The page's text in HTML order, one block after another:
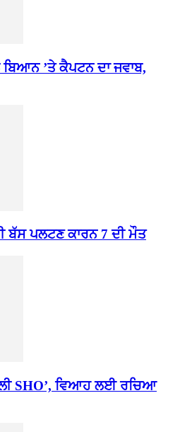
’ਤੇ ਕੈਪਟਨ ਦਾ ਜਵਾਬ,
ਬੱਸ ਪਲਟਣ ਕਾਰਨ 7 ਦੀ ਮੌਤ
SHO’, ਵਿਆਹ ਲਈ ਰਚਿਆ